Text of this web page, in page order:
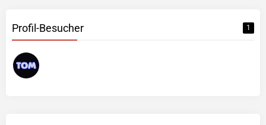
Profil-Besucher 1